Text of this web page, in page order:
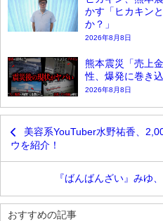
かす「ヒカキン
か？」
2026年8月8日
熊本震災「売上
性、爆発に巻き
2026年8月8日
美容系YouTuber水野祐香、
ウを紹介！
『ばんばんざい』みゆ
おすすめの記事